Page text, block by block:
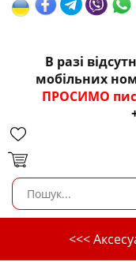
В разі
мобільних
ПРОСИМО
<<<